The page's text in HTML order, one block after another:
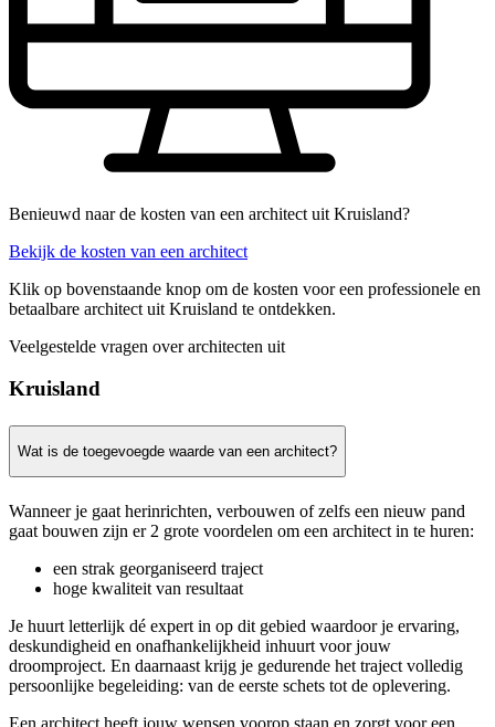
Benieuwd naar de kosten van een architect uit Kruisland?
Bekijk de kosten van een architect
Klik op bovenstaande knop om de kosten voor een professionele en
betaalbare architect uit Kruisland te ontdekken.
Veelgestelde vragen over architecten uit
Kruisland
Wat is de toegevoegde waarde van een architect?
Wanneer je gaat herinrichten, verbouwen of zelfs een nieuw pand
gaat bouwen zijn er 2 grote voordelen om een architect in te huren:
een strak georganiseerd traject
hoge kwaliteit van resultaat
Je huurt letterlijk dé expert in op dit gebied waardoor je ervaring,
deskundigheid en onafhankelijkheid inhuurt voor jouw
droomproject. En daarnaast krijg je gedurende het traject volledig
persoonlijke begeleiding: van de eerste schets tot de oplevering.
Een architect heeft jouw wensen voorop staan en zorgt voor een